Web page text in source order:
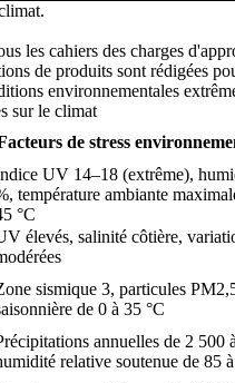
les cahiers des charges
de produits sont rédigées
environnementales
sur le climat
de stress
UV 14–18 (extrême),
température ambiante
°C
élevés, salinité côtière,
sismique 3, particules
de 0 à 35 °C
annuelles de 2 500
relative soutenue de 85